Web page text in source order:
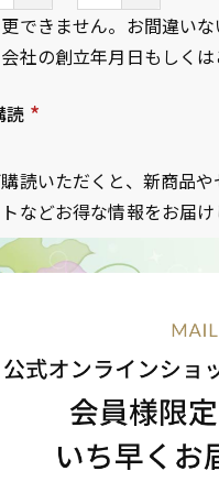
できません。お間違いな
社の創立年月日もしく
読
必
須
)
読いただくと、新商品
などお得な情報をお届け